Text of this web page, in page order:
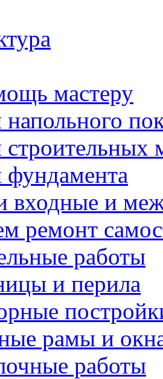
мастеру
входные и
ремонт
работы
и перила
рамы и
работы